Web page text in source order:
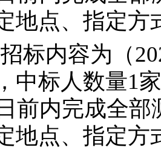
地点、指定方
标内容为（
中标人数量1
前内完成全
地点、指定方